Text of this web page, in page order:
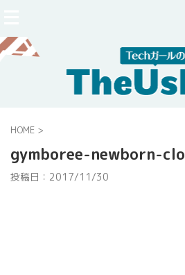
HOME >
gymboree-newborn-
投稿日： 2017/11/30